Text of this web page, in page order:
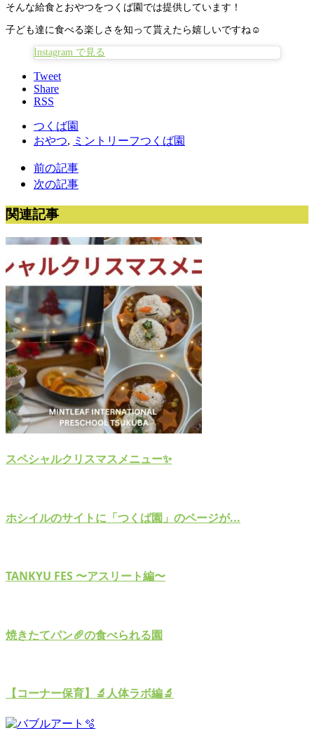
そんな給食とおやつをつくば園では提供しています！
子ども達に食べる楽しさを知って貰えたら嬉しいですね☺️
Instagram で見る
Tweet
Share
RSS
つくば園
おやつ, ミントリーフつくば園
前の記事
次の記事
関連記事
スペシャルクリスマスメニュー✨️
ホシイルのサイトに「つくば園」のページが...
TANKYU FES 〜アスリート編〜
焼きたてパン🥖の食べられる園
【コーナー保育】🔬人体ラボ編🔬